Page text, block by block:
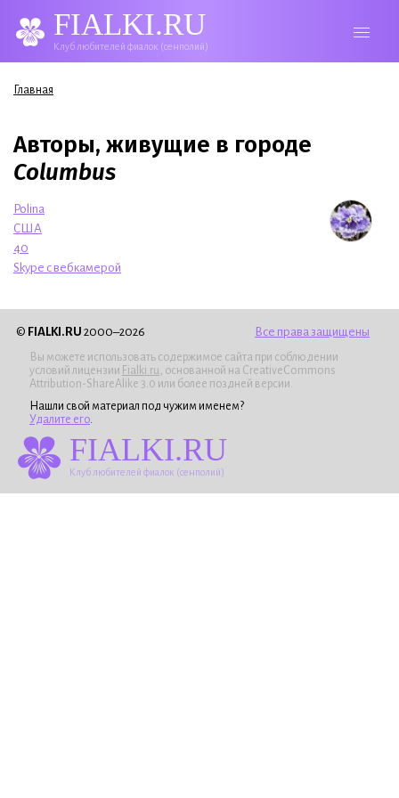
FIALKI.RU
Клуб любителей фиалок (сенполий)
Вы здесь
Главная
Авторы, живущие в городе
Columbus
Polina
США
40
Skype с вебкамерой
© FIALKI.RU 2000–2026 Все права защищены
Вы можете использовать содержимое сайта при соблюдении
условий лицензии Fialki.ru , основанной на CreativeCommons
Attribution-ShareAlike 3.0 или более поздней версии.
Нашли свой материал под чужим именем?
Удалите его
FIALKI.RU
Клуб любителей фиалок (сенполий)